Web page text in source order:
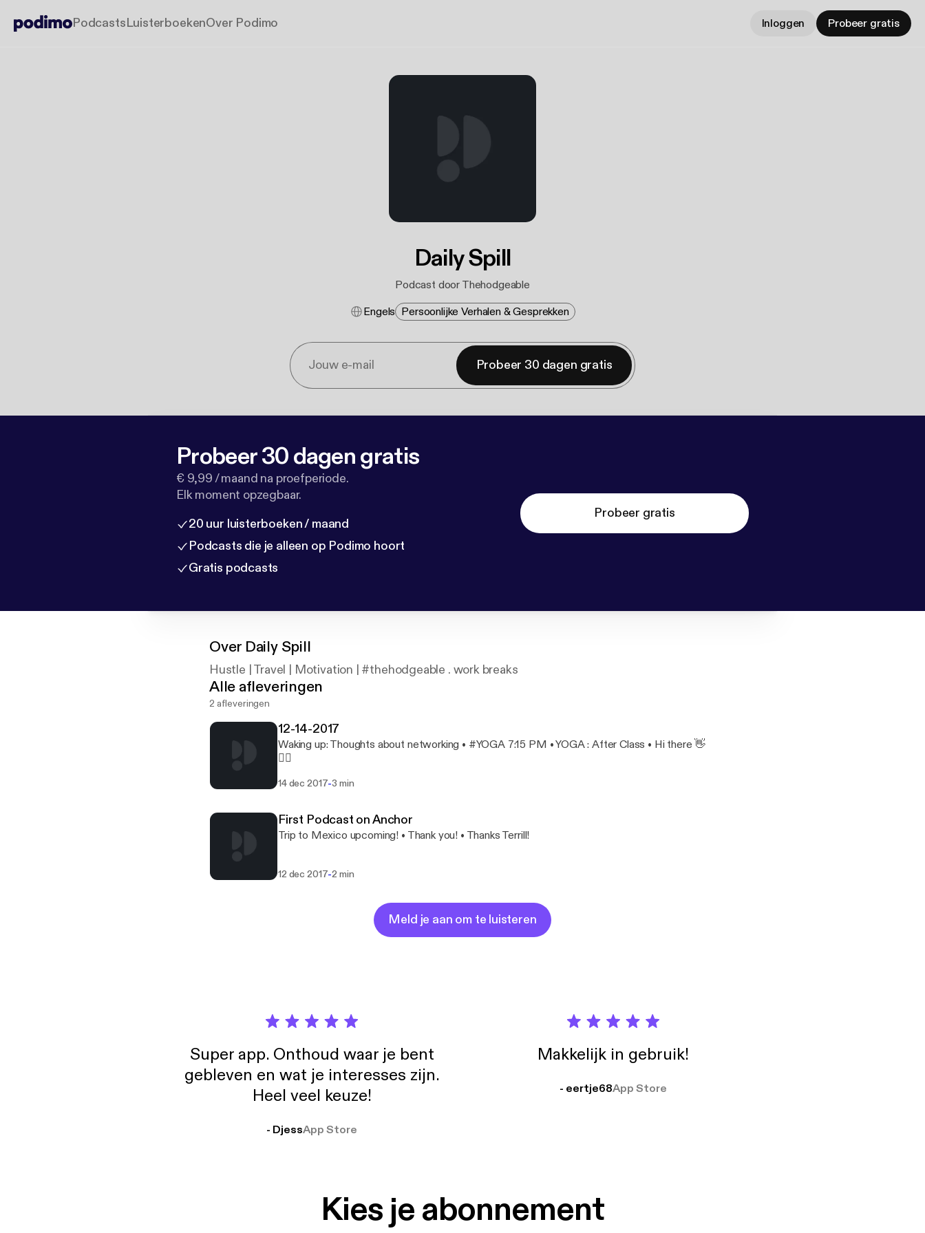
PodcastsLuisterboekenOver Podimo Inloggen Probeer gratis
Daily Spill
Podcast door Thehodgeable
Engels Persoonlijke Verhalen & Gesprekken
Probeer 30 dagen gratis
Probeer 30 dagen gratis
€ 9,99 / maand na proefperiode.
Elk moment opzegbaar.
20 uur luisterboeken / maand
Podcasts die je alleen op Podimo hoort
Gratis podcasts
Probeer gratis
Over Daily Spill
Hustle | Travel | Motivation | #thehodgeable . work breaks
Alle afleveringen
2 afleveringen
12-14-2017
Waking up: Thoughts about networking • #YOGA 7:15 PM • YOGA : After Class • Hi there 👋
🙋‍♀️
14 dec 2017-3 min
First Podcast on Anchor
Trip to Mexico upcoming! • Thank you! • Thanks Terrill!
12 dec 2017-2 min
Meld je aan om te luisteren
Super app. Onthoud waar je bent
gebleven en wat je interesses zijn.
Heel veel keuze!
- DjessApp Store
Makkelijk in gebruik!
- eertje68App Store
Kies je abonnement